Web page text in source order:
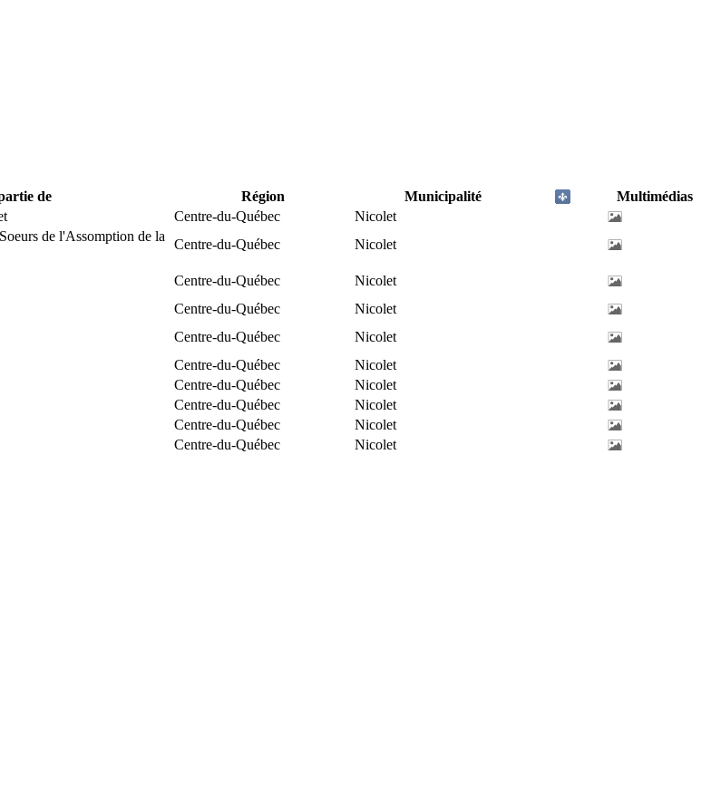
de Région Municipalité
Multimédias
Centre-du-Québec
Nicolet
de l'Assomption de la
Centre-du-Québec
Nicolet
Centre-du-Québec
Nicolet
Centre-du-Québec
Nicolet
Centre-du-Québec
Nicolet
Centre-du-Québec
Nicolet
Centre-du-Québec
Nicolet
Centre-du-Québec
Nicolet
Centre-du-Québec
Nicolet
Centre-du-Québec Nicolet